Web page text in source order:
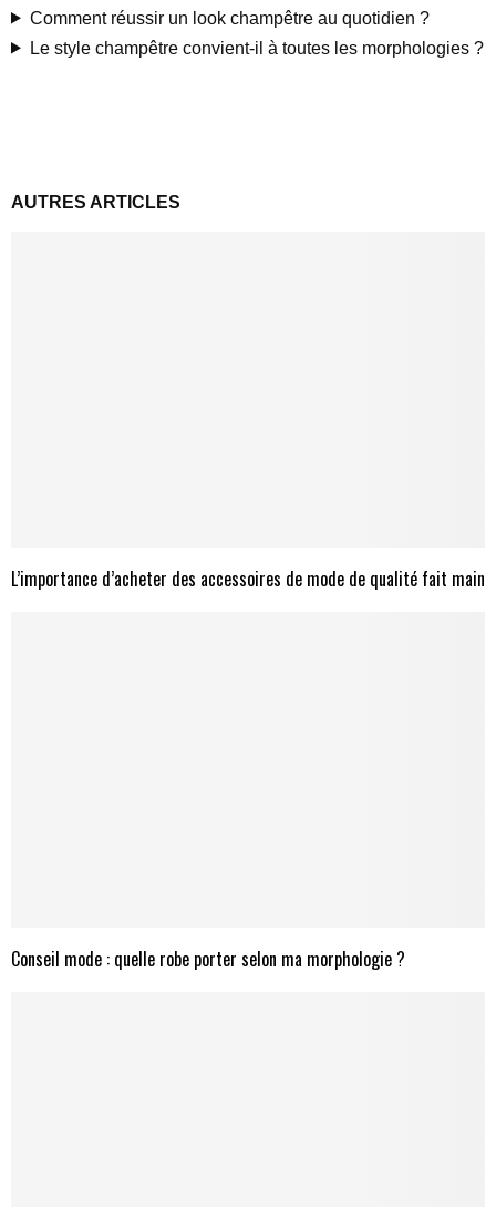
Comment réussir un look champêtre au quotidien ?
Le style champêtre convient-il à toutes les morphologies ?
AUTRES ARTICLES
L’importance d’acheter des accessoires de mode de qualité fait main
Conseil mode : quelle robe porter selon ma morphologie ?